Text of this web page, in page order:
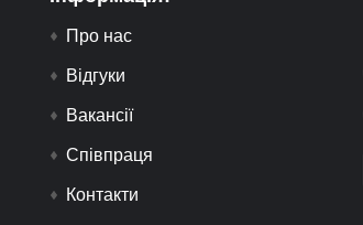
Про нас
Відгуки
Вакансії
Співпраця
Контакти